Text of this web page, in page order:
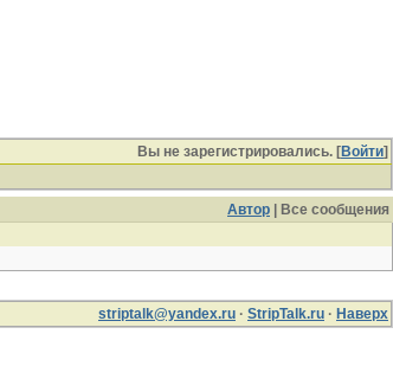
Вы не зарегистрировались. [Войти]
Автор | Все сообщения
striptalk@yandex.ru · StripTalk.ru · Наверх